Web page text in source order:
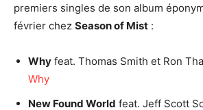
premiers singles de son album
février chez Season of Mist :
Why feat. Thomas Smith et Ron
Why
New Found World feat. Jeff Scott